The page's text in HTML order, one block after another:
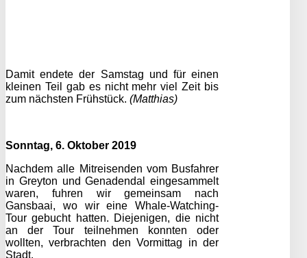
Damit endete der Samstag und für einen
kleinen Teil gab es nicht mehr viel Zeit bis
zum nächsten Frühstück. (Matthias)
Sonntag, 6. Oktober 2019
Nachdem alle Mitreisenden vom Busfahrer
in Greyton und Genadendal eingesammelt
waren, fuhren wir gemeinsam nach
Gansbaai, wo wir eine Whale-Watching-
Tour gebucht hatten. Diejenigen, die nicht
an der Tour teilnehmen konnten oder
wollten, verbrachten den Vormittag in der
Stadt.